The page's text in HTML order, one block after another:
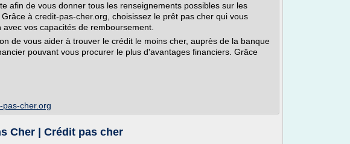
afin de vous donner tous les renseignements possibles sur les
à credit-pas-cher.org, choisissez le prêt pas cher qui vous
vos capacités de remboursement.
de vous aider à trouver le crédit le moins cher, auprès de la banque
pouvant vous procurer le plus d'avantages financiers. Grâce
pas-cher.org
Cher | Crédit pas cher